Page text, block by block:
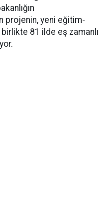
projenin, yeni eğitim-
birlikte 81 ilde eş zamanlı